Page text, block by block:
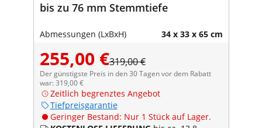
bis zu 76 mm Stemmtiefe
Abmessungen (LxBxH) 34 x 33 x 65 cm
255,00 €319,00 €
Der günstigste Preis in den 30 Tagen vor dem Rabatt
war: 319,00 €
Zeitlich begrenztes Angebot
Tiefpreisgarantie
Geringer Bestand: Nur 1 Stück auf Lager.